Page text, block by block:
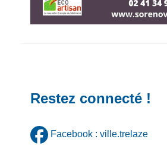
Restez connecté !
Facebook : ville.trelaze